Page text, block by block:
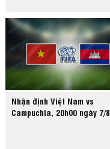
Nhận định Việt Nam vs
Campuchia, 20h00 ngày 7/8